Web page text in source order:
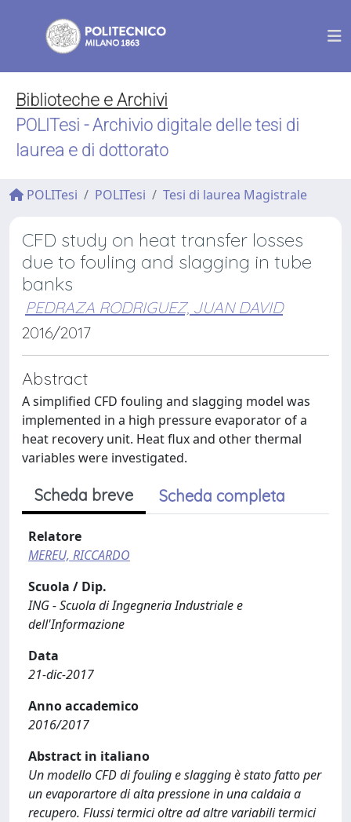
Biblioteche e Archivi
POLITesi - Archivio digitale delle tesi di
laurea e di dottorato
POLITesi POLITesi Tesi di laurea Magistrale
CFD study on heat transfer losses
due to fouling and slagging in tube
banks
PEDRAZA RODRIGUEZ, JUAN DAVID
2016/2017
Abstract
A simplified CFD fouling and slagging model was
implemented in a high pressure evaporator of a
heat recovery unit. Heat flux and other thermal
variables were investigated.
Scheda breve Scheda completa
Relatore
MEREU, RICCARDO
Scuola / Dip.
ING - Scuola di Ingegneria Industriale e
dell'Informazione
Data
21-dic-2017
Anno accademico
2016/2017
Abstract in italiano
Un modello CFD di fouling e slagging è stato fatto per
un evaporartore di alta pressione in una caldaia a
recupero. Flussi termici oltre ad altre variabili termici